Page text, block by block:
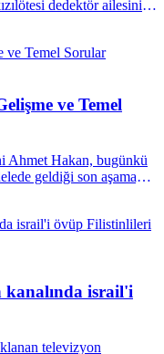
dedektör ailesini
ve Temel
Ahmet Hakan, bugünkü
geldiği son aşamayı,
yasal çerçevenin
kadar kamuoyunun
kanalında israil'i
televizyon